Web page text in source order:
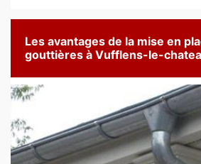
Les avantages de la mise en
gouttières à Vufflens-le-